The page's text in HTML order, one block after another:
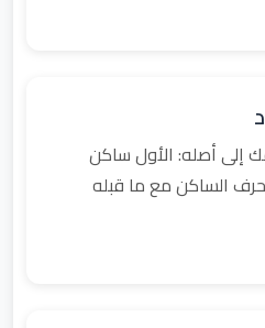
إلى أصله: الأول ساكن
الساكن مع ما قبله